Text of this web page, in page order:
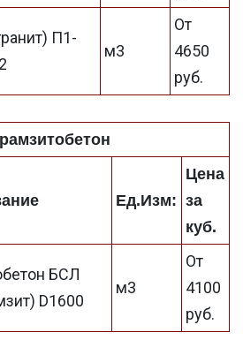
П1-
м3
От
4650
руб.
Ед.Изм:
Цена
за
куб.
БСЛ
D1600
м3
От
4100
руб.